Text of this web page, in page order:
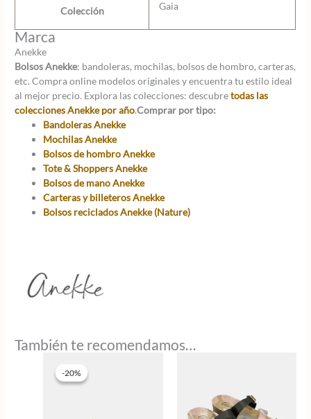
Colección Gaia
Marca
Anekke
Bolsos Anekke: bandoleras, mochilas, bolsos de hombro, carteras,
etc. Compra online modelos originales y encuentra tu estilo ideal
al mejor precio. Explora las colecciones: descubretodas las
colecciones Anekke por año.Comprar por tipo:
Bandoleras Anekke
Mochilas Anekke
Bolsos de hombro Anekke
Tote & Shoppers Anekke
Bolsos de mano Anekke
Carteras y billeteros Anekke
Bolsos reciclados Anekke (Nature)
También te recomendamos…
-20%
-20%